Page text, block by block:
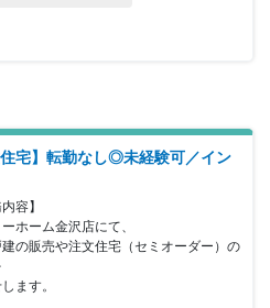
宅】転勤なし◎未経験可／イン
容】
ホーム金沢店にて、
の販売や注文住宅（セミオーダー）の
ます。